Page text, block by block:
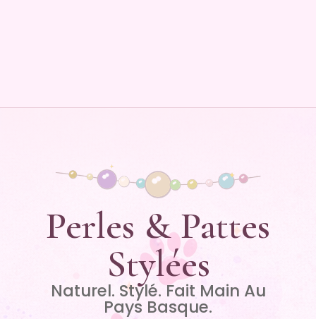
Perles & Pattes
Stylées
Naturel. Stylé. Fait Main Au
Pays Basque.